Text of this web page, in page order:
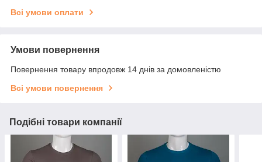
Всі умови оплати
Умови повернення
Повернення товару впродовж 14 днів за домовленістю
Всі умови повернення
Подібні товари компанії